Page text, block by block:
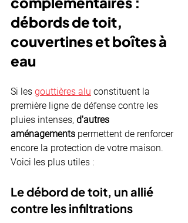
débords de toit,
couvertines et boîtes à
eau
Si les gouttières alu constituent la
première ligne de défense contre les
pluies intenses, d'autres
aménagements permettent de renforcer
encore la protection de votre maison.
Voici les plus utiles :
Le débord de toit, un allié
contre les infiltrations